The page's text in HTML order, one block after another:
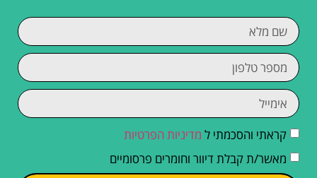
קראתי והסכמתי ל מדיניות הפרטיות
מאשר/ת קבלת דיוור וחומרים פרסומיים